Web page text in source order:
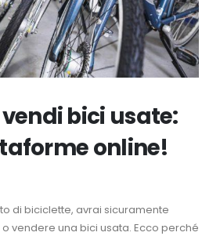
bici usate:
online!
di biciclette, avrai sicuramente
vendere una bici usata. Ecco perché